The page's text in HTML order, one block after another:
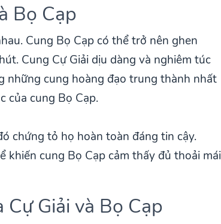
Bọ Cạp
Cung Bọ Cạp có thể trở nên ghen
Cung Cự Giải dịu dàng và nghiêm túc
những cung hoàng đạo trung thành nhất
của cung Bọ Cạp.
chứng tỏ họ hoàn toàn đáng tin cậy.
cung Bọ Cạp cảm thấy đủ thoải mái
Giải và Bọ Cạp